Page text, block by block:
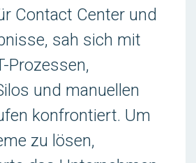
Contact Center und
sah sich mit
Prozessen,
und manuellen
konfrontiert. Um
zu lösen,